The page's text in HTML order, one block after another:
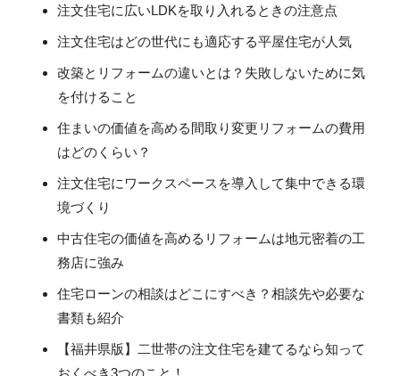
注文住宅に広いLDKを取り入れるときの注意点
注文住宅はどの世代にも適応する平屋住宅が人気
改築とリフォームの違いとは？失敗しないために気
を付けること
住まいの価値を高める間取り変更リフォームの費用
はどのくらい？
注文住宅にワークスペースを導入して集中できる環
境づくり
中古住宅の価値を高めるリフォームは地元密着の工
務店に強み
住宅ローンの相談はどこにすべき？相談先や必要な
書類も紹介
【福井県版】二世帯の注文住宅を建てるなら知って
おくべき3つのこと！